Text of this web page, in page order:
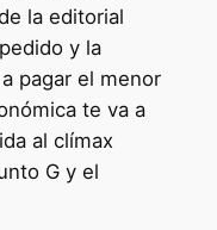
la editorial
y la
pagar el menor
te va a
al clímax
G y el